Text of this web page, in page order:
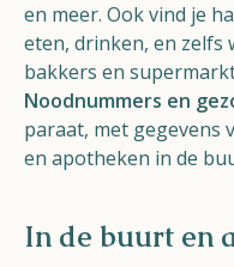
en meer. Ook vind je
eten, drinken, en zelfs
bakkers en
Noodnummers en
paraat, met gegevens
en apotheken in de
In de buurt en